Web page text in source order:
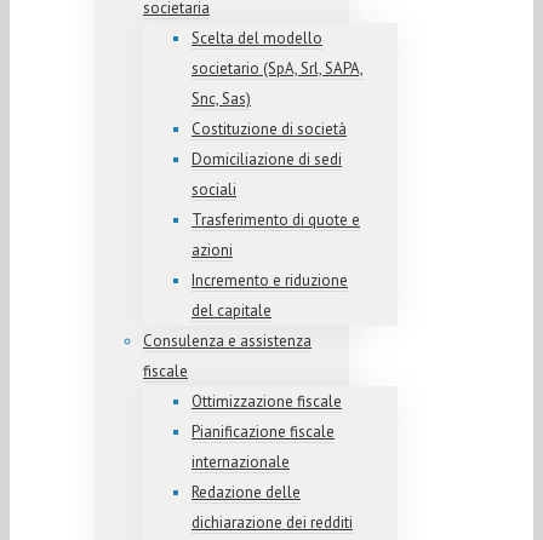
societaria
Scelta del modello
societario (SpA, Srl, SAPA,
Snc, Sas)
Costituzione di società
Domiciliazione di sedi
sociali
Trasferimento di quote e
azioni
Incremento e riduzione
del capitale
Consulenza e assistenza
fiscale
Ottimizzazione fiscale
Pianificazione fiscale
internazionale
Redazione delle
dichiarazione dei redditi